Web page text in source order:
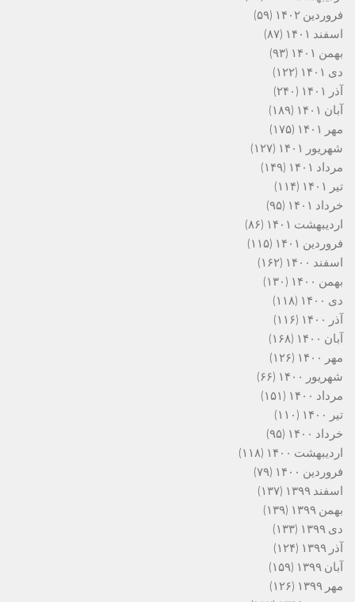
فروردین ۱۴۰۲
(۵۹)
اسفند ۱۴۰۱
(۸۷)
بهمن ۱۴۰۱
(۹۳)
دی ۱۴۰۱
(۱۲۲)
آذر ۱۴۰۱
(۲۴۰)
آبان ۱۴۰۱
(۱۸۹)
مهر ۱۴۰۱
(۱۷۵)
شهریور ۱۴۰۱
(۱۲۷)
مرداد ۱۴۰۱
(۱۴۹)
تیر ۱۴۰۱
(۱۱۴)
خرداد ۱۴۰۱
(۹۵)
اردیبهشت ۱۴۰۱
(۸۶)
فروردین ۱۴۰۱
(۱۱۵)
اسفند ۱۴۰۰
(۱۶۲)
بهمن ۱۴۰۰
(۱۳۰)
دی ۱۴۰۰
(۱۱۸)
آذر ۱۴۰۰
(۱۱۶)
آبان ۱۴۰۰
(۱۶۸)
مهر ۱۴۰۰
(۱۲۶)
شهریور ۱۴۰۰
(۶۶)
مرداد ۱۴۰۰
(۱۵۱)
تیر ۱۴۰۰
(۱۱۰)
خرداد ۱۴۰۰
(۹۵)
اردیبهشت ۱۴۰۰
(۱۱۸)
فروردین ۱۴۰۰
(۷۹)
اسفند ۱۳۹۹
(۱۳۷)
بهمن ۱۳۹۹
(۱۳۹)
دی ۱۳۹۹
(۱۳۳)
آذر ۱۳۹۹
(۱۲۴)
آبان ۱۳۹۹
(۱۵۹)
مهر ۱۳۹۹
(۱۲۶)